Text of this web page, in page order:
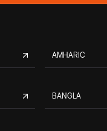
AMHARIC
BANGLA